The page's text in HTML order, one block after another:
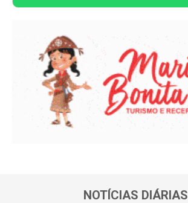
NOTÍCIAS DIÁRIAS